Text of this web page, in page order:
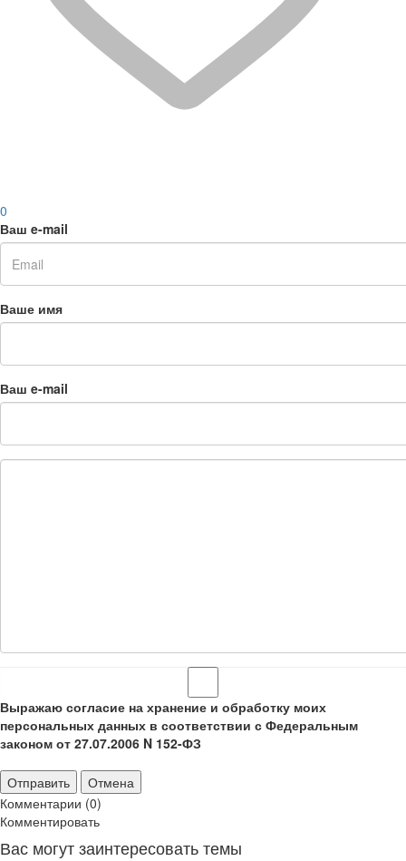
0
Ваш e-mail
Ваше имя
Ваш e-mail
Выражаю согласие на хранение и обработку моих
персональных данных в соответствии с Федеральным
законом от 27.07.2006 N 152-ФЗ
Отправить
Отмена
Комментарии (0)
Комментировать
Вас могут заинтересовать темы